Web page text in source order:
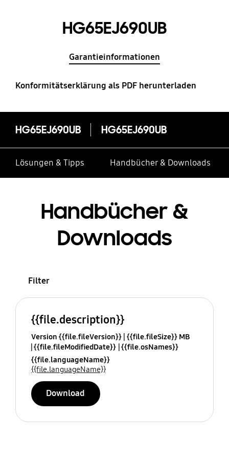
HG65EJ690UB
Garantieinformationen
Konformitätserklärung als PDF herunterladen
HG65EJ690UB HG65EJ690UB
Lösungen & Tipps Handbücher & Downloads
Handbücher &
Downloads
Filter
{{file.description}}
Version {{file.fileVersion}} {{file.fileSize}} MB
{{file.fileModifiedDate}} {{file.osNames}}
{{file.languageName}}
{{file.languageName}}
Download